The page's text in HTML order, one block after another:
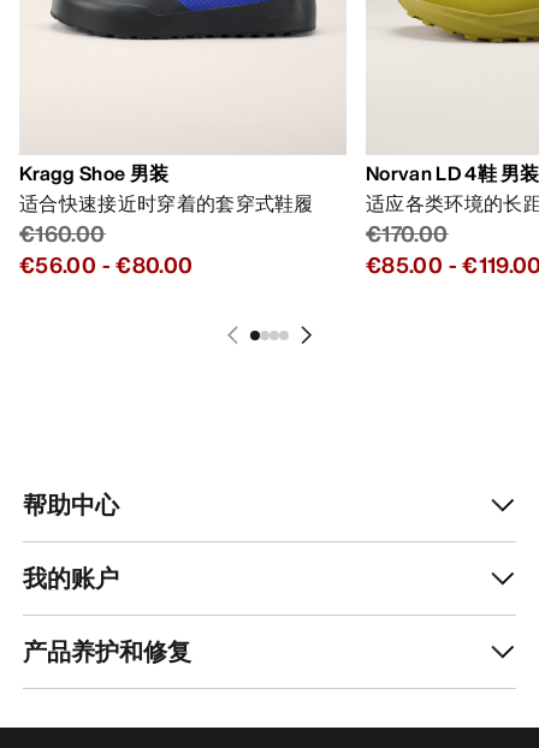
Kragg Shoe 男装
适合快速接近时穿着的套穿式鞋履
€160.00
€56.00 -€80.00
Norvan LD 4鞋 男装
适应各类环境的长
€170.00
€85.00 -
帮助中心
我的账户
产品养护和修复